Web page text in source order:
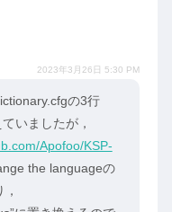
2023年3月26日 5:30 PM
の3行
いましたが，
Apofoo/KSP-
the languageの